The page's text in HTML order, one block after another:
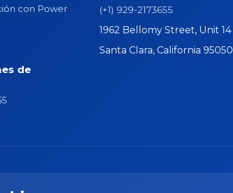
con Power
de
(+1) 929-2173655
1962 Bellomy Street, Unit 14
Santa Clara, California 95050